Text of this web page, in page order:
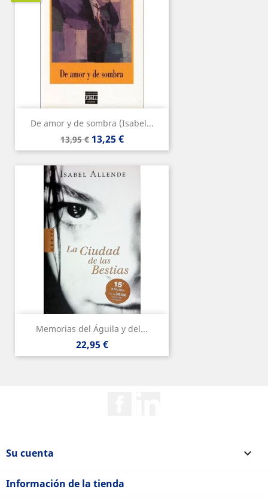
De amor y de sombra (Isabel...
Precio
base
13,95 € Precio
13,25 €
Memorias del Águila y del...
Precio
22,95 €
Su cuenta 
Información de la tienda